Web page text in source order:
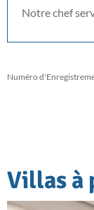
Notre chef
Numéro
Villas à